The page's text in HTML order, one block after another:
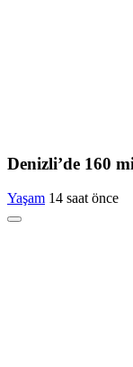
Denizli’de 160
Yaşam 14 saat önce